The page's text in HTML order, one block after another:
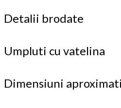
Detalii brodate
Umpluti cu vatelina
Dimensiuni